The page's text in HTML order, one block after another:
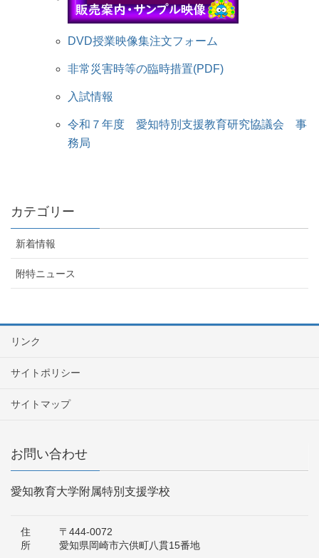
DVD授業映像集注文フォーム
非常災害時等の臨時措置(PDF)
入試情報
令和７年度 愛知特別支援教育研究協議会 事
務局
カテゴリー
新着情報
附特ニュース
リンク
サイトポリシー
サイトマップ
お問い合わせ
愛知教育大学附属特別支援学校
住
所
〒444-0072
愛知県岡崎市六供町八貫15番地